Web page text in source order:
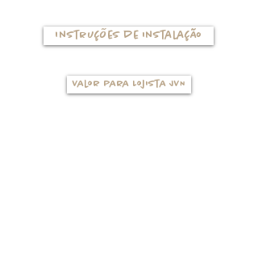
Instruções de instalação
Valor para Lojista JVN